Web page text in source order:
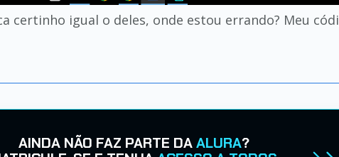
certinho igual o deles, onde estou errando? Meu
AINDA NÃO FAZ PARTE DAALURA?